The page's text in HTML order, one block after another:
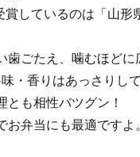
賞しているのは「山形
歯ごたえ、噛むほど
・香りはあっさりし
とも相性バツグン！
弁当にも最適ですよ